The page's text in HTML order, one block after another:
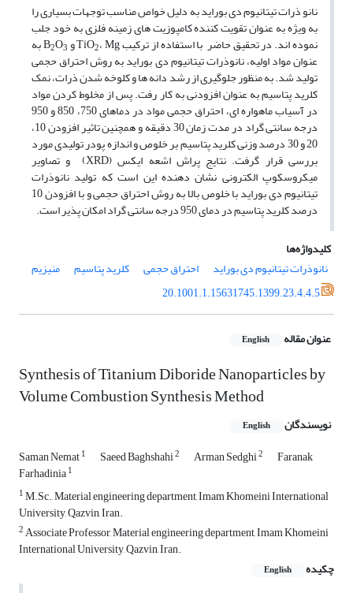
نانو ذرات تیتانیوم دی بوراید به دلیل خواص مناسب توجهات بسیاری را
به ویژه به عنوان تقویت کننده کامپوزیت های زمینه فلزی به خود جلب
نموده اند. در تحقیق حاضر با استفاده از ترکیب TiO 2، Mg و B 2O3 به
عنوان مواد اولیه، نانوذرات تیتانیوم دی بوراید به روش احتراق حجمی
تولید شد. به منظور جلوگیری از رشد دانه ها و کلوخه شدن ذرات، نمک
کلرید پتاسیم به عنوان افزودنی به کار رفت. پس از مخلوط کردن مواد
در آسیاب ماهواره ای، احتراق حجمی مواد در دماهای 750، 850 و 950
درجه سانتی گراد در مدت زمان 30 دقیقه و همچنین تاثیر افزودن 10،
20 و 30 درصد وزنی کلرید پتاسیم بر خلوص و اندازه پودر تولیدی مورد
بررسی قرار گرفت. نتایج پراش اشعه ایکس (XRD) و تصاویر
میکروسکوپ الکترونی نشان دهنده این است که تولید نانوذرات
تیتانیوم دی بوراید با خلوص بالا به روش احتراق حجمی و با افزودن 10
درصد کلرید پتاسیم در دمای 950 درجه سانتی گراد امکان پذیر است.
کلیدواژه‌ها
نانوذرات تیتانیوم دی بوراید
احتراق حجمی کلرید پتاسیم
منیزیم
20.1001.1.15631745.1399.23.4.4.5
عنوان مقاله English
Synthesis of Titanium Diboride Nanoparticles by
Volume Combustion Synthesis Method
نویسندگان English
Saman Nemat1 Saeed Baghshahi2 Arman Sedghi2 Faranak
Farhadinia1
1M.Sc., Material engineering department, Imam Khomeini International
University, Qazvin, Iran.
2Associate Professor, Material engineering department, Imam Khomeini
International University, Qazvin, Iran.
چکیده
English